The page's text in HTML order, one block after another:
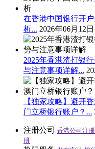
在香港中国银行开
析... 2026年06月12日
2025年香港渣打银
与注意事项详解...
【独家攻略】避开
门立桥银行账户？...
注册公司 香港公司注册
册